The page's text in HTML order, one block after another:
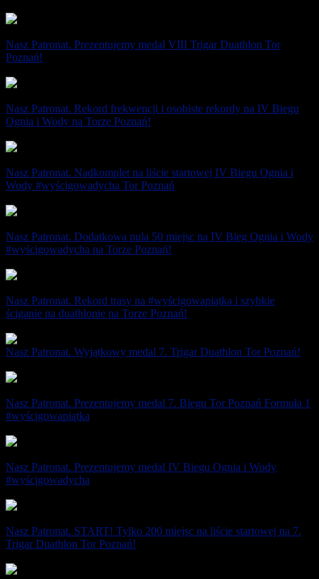
Nasz Patronat. Prezentujemy medal VIII Trigar Duathlon Tor
Poznań!
Nasz Patronat. Rekord frekwencji i osobiste rekordy na IV Biegu
Ognia i Wody na Torze Poznań!
Nasz Patronat. Nadkomplet na liście startowej IV Biegu Ognia i
Wody #wyścigowadycha Tor Poznań
Nasz Patronat. Dodatkowa pula 50 miejsc na IV Bieg Ognia i Wody
#wyścigowadycha na Torze Poznań!
Nasz Patronat. Rekord trasy na #wyścigowapiątka i szybkie
ściganie na duathlonie na Torze Poznań!
Nasz Patronat. Wyjątkowy medal 7. Trigar Duathlon Tor Poznań!
Nasz Patronat. Prezentujemy medal 7. Biegu Tor Poznań Formuła 1
#wyścigowapiątka
Nasz Patronat. Prezentujemy medal IV Biegu Ognia i Wody
#wyścigowadycha
Nasz Patronat. START! Tylko 200 miejsc na liście startowej na 7.
Trigar Duathlon Tor Poznań!